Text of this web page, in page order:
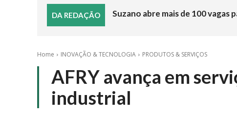
DA REDAÇÃO Suzano abre mais de 100 vagas
Home INOVAÇÃO & TECNOLOGIA PRODUTOS & SERVIÇOS
AFRY avança em
industrial